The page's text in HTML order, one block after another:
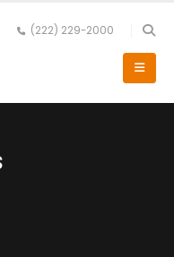
(222) 229-2000